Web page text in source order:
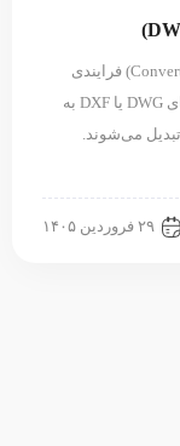
تبدیل فایل اتوکد به پی دی اف (Convert AutoCAD to PDF) فرایندی
است که طی آن نقشه‌های طراحی‌شده با فرمت‌های DWG یا DXF به
تبدیل می‌شوند.
۲۹ فروردین ۱۴۰۵